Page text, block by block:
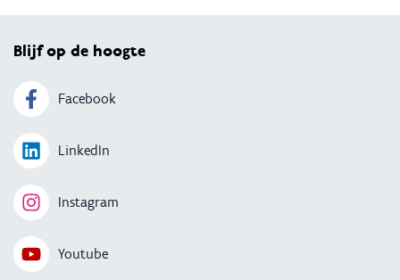
Blijf op de hoogte
Facebook
LinkedIn
Instagram
Youtube